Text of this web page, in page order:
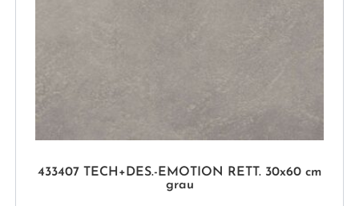
433407 TECH+DES.-EMOTION RETT. 30x60 cm
grau